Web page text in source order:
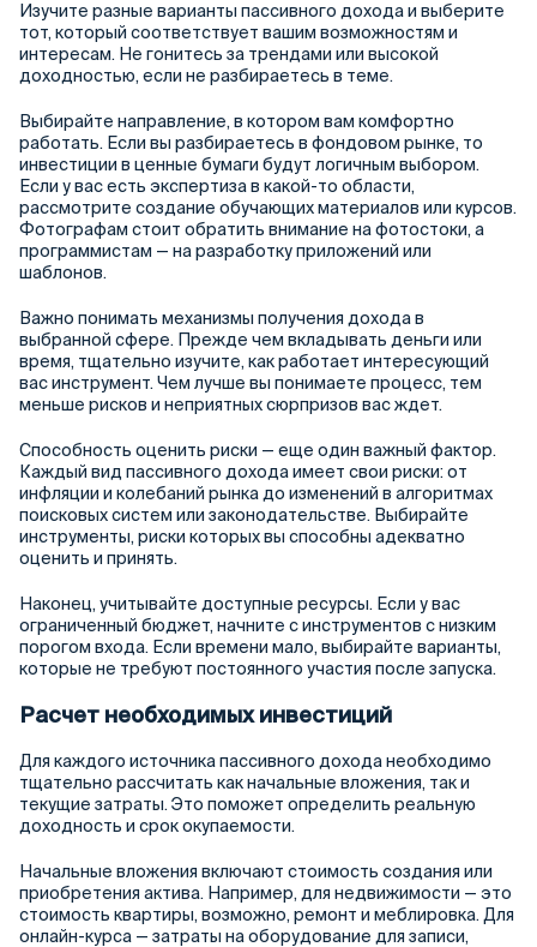
Изучите разные варианты пассивного дохода и выберите
тот, который соответствует вашим возможностям и
интересам. Не гонитесь за трендами или высокой
доходностью, если не разбираетесь в теме.
Выбирайте направление, в котором вам комфортно
работать. Если вы разбираетесь в фондовом рынке, то
инвестиции в ценные бумаги будут логичным выбором.
Если у вас есть экспертиза в какой-то области,
рассмотрите создание обучающих материалов или курсов.
Фотографам стоит обратить внимание на фотостоки, а
программистам — на разработку приложений или
шаблонов.
Важно понимать механизмы получения дохода в
выбранной сфере. Прежде чем вкладывать деньги или
время, тщательно изучите, как работает интересующий
вас инструмент. Чем лучше вы понимаете процесс, тем
меньше рисков и неприятных сюрпризов вас ждет.
Способность оценить риски — еще один важный фактор.
Каждый вид пассивного дохода имеет свои риски: от
инфляции и колебаний рынка до изменений в алгоритмах
поисковых систем или законодательстве. Выбирайте
инструменты, риски которых вы способны адекватно
оценить и принять.
Наконец, учитывайте доступные ресурсы. Если у вас
ограниченный бюджет, начните с инструментов с низким
порогом входа. Если времени мало, выбирайте варианты,
которые не требуют постоянного участия после запуска.
Расчет необходимых инвестиций
Для каждого источника пассивного дохода необходимо
тщательно рассчитать как начальные вложения, так и
текущие затраты. Это поможет определить реальную
доходность и срок окупаемости.
Начальные вложения включают стоимость создания или
приобретения актива. Например, для недвижимости — это
стоимость квартиры, возможно, ремонт и меблировка. Для
онлайн-курса — затраты на оборудование для записи,